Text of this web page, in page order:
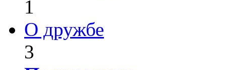
1
О дружбе
3